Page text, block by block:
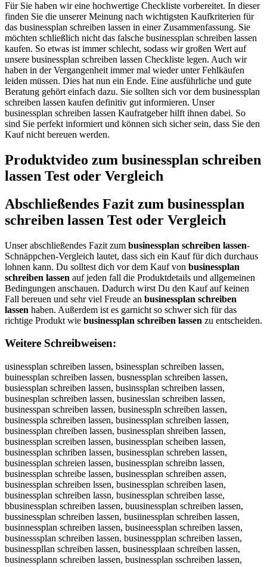
Für Sie haben wir eine hochwertige Checkliste vorbereitet. In dieser
finden Sie die unserer Meinung nach wichtigsten Kaufkriterien für
das businessplan schreiben lassen in einer Zusammenfassung. Sie
möchten schließlich nicht das falsche businessplan schreiben lassen
kaufen. So etwas ist immer schlecht, sodass wir großen Wert auf
unsere businessplan schreiben lassen Checkliste legen. Auch wir
haben in der Vergangenheit immer mal wieder unter Fehlkäufen
leiden müssen. Dies hat nun ein Ende. Eine ausführliche und gute
Beratung gehört einfach dazu. Sie sollten sich vor dem businessplan
schreiben lassen kaufen definitiv gut informieren. Unser
businessplan schreiben lassen Kaufratgeber hilft ihnen dabei. So
sind Sie perfekt informiert und können sich sicher sein, dass Sie den
Kauf nicht bereuen werden.
Produktvideo zum businessplan schreiben
lassen Test oder Vergleich
Abschließendes Fazit zum businessplan
schreiben lassen Test oder Vergleich
Unser abschließendes Fazit zum businessplan schreiben lassen-
Schnäppchen-Vergleich lautet, dass sich ein Kauf für dich durchaus
lohnen kann. Du solltest dich vor dem Kauf von businessplan
schreiben lassen auf jeden fall die Produktdetails und allgemeinen
Bedingungen anschauen. Dadurch wirst Du den Kauf auf keinen
Fall bereuen und sehr viel Freude an businessplan schreiben
lassen haben. Außerdem ist es garnicht so schwer sich für das
richtige Produkt wie businessplan schreiben lassen zu entscheiden.
Weitere Schreibweisen:
usinessplan schreiben lassen, bsinessplan schreiben lassen, buinessplan schreiben lassen, busnessplan schreiben lassen, busiessplan schreiben lassen, businssplan schreiben lassen, businesplan schreiben lassen, businesslan schreiben lassen, businesspan schreiben lassen, businesspln schreiben lassen, businesspla schreiben lassen, businessplan schreiben lassen, businessplan chreiben lassen, businessplan shreiben lassen, businessplan screiben lassen, businessplan scheiben lassen, businessplan schriben lassen, businessplan schreben lassen, businessplan schreien lassen, businessplan schreibn lassen, businessplan schreibe lassen, businessplan schreiben assen, businessplan schreiben lssen, businessplan schreiben lasen, businessplan schreiben lassn, businessplan schreiben lasse, bbusinessplan schreiben lassen, buusinessplan schreiben lassen, bussinessplan schreiben lassen, busiinessplan schreiben lassen, businnessplan schreiben lassen, busineessplan schreiben lassen, businesssplan schreiben lassen, businesspplan schreiben lassen, businesspllan schreiben lassen, businessplaan schreiben lassen, businessplann schreiben lassen, businessplan sschreiben lassen, businessplan scchreiben lassen, businessplan schhreiben lassen, businessplan schrreiben lassen, businessplan schreeiben lassen, businessplan schreiiben lassen, businessplan schreibben lassen, businessplan schreibeen lassen, businessplan schreibenn lassen, businessplan schreiben llassen, businessplan schreiben laassen, businessplan schreiben lasssen, businessplan schreiben lasseen, businessplan schreiben lassenn, ubsinessplan schreiben lassen, bsuinessplan schreiben lassen, buisnessplan schreiben lassen, busniessplan schreiben lassen, busienssplan schreiben lassen, businsesplan schreiben lassen, businespslan schreiben lassen, businesslpan schreiben lassen, businesspaln schreiben lassen, businessplna schreiben lassen, businesspla nschreiben lassen, businessplans chreiben lassen, businessplan cshreiben lassen, businessplan shcreiben lassen, businessplan scrheiben lassen, businessplan scheriben lassen, businessplan schrieben lassen, businessplan schrebien lassen, businessplan schreiebn lassen, businessplan schreibne lassen, businessplan schreibe nlassen, businessplan schreibenl assen, businessplan schreiben alssen, businessplan schreiben lsasen, businessplan schreiben lasesn, businessplan schreiben lassne, businessplanschreiben lassen, businessplan schreibenlassen, usinessplan schreiben lassen, vusinessplan schreiben lassen, fusinessplan schreiben lassen, gusinessplan schreiben lassen, husinessplan schreiben lassen, nusinessplan schreiben lassen, bysinessplan schreiben lassen, bhsinessplan schreiben lassen, bjsinessplan schreiben lassen, bksinessplan schreiben lassen, bisinessplan schreiben lassen, b7sinessplan schreiben lassen, b8sinessplan schreiben lassen, buqinessplan schreiben lassen, buwinessplan schreiben lassen, bueinessplan schreiben lassen, buzinessplan schreiben lassen, buxinessplan schreiben lassen, bucinessplan schreiben lassen, busunessplan schreiben lassen, busjnessplan schreiben lassen, busknessplan schreiben lassen, buslnessplan schreiben lassen, busonessplan schreiben lassen, bus8nessplan schreiben lassen, bus9nessplan schreiben lassen, busi essplan schreiben lassen, busibessplan schreiben lassen, busigessplan schreiben lassen, busihessplan schreiben lassen, busijessplan schreiben lassen, busimessplan schreiben lassen, businwssplan schreiben lassen, businsssplan schreiben lassen, busindssplan schreiben lassen, businfssplan schreiben lassen, businrssplan schreiben lassen, busin3ssplan schreiben lassen, busin4ssplan schreiben lassen, busineqsplan schreiben lassen, businewsplan schreiben lassen, busineesplan schreiben lassen, businezsplan schreiben lassen, businexsplan schreiben lassen, businecsplan schreiben lassen, businesqplan schreiben lassen, busineswplan schreiben lassen, busineseplan schreiben lassen, busineszplan schreiben lassen, businesxplan schreiben lassen, businescplan schreiben lassen, businessolan schreiben lassen, businessllan schreiben lassen, businessölan schreiben lassen, businessülan schreiben lassen, business0lan schreiben lassen, businessßlan schreiben lassen, businessppan schreiben lassen, businesspoan schreiben lassen, businesspian schreiben lassen, businesspkan schreiben lassen, businesspman schreiben lassen, businessplqn schreiben lassen, businessplwn schreiben lassen, businessplzn schreiben lassen, businessplxn schreiben lassen, businesspla schreiben lassen, businessplab schreiben lassen, businessplag schreiben lassen, businessplah schreiben lassen, businessplaj schreiben lassen, businessplam schreiben lassen, businessplan qchreiben lassen, businessplan wchreiben lassen, businessplan echreiben lassen, businessplan zchreiben lassen, businessplan xchreiben lassen, businessplan cchreiben lassen, businessplan s hreiben lassen, businessplan sxhreiben lassen, businessplan sshreiben lassen, businessplan sdhreiben lassen, businessplan sfhreiben lassen, businessplan svhreiben lassen, businessplan scbreiben lassen, businessplan scgreiben lassen, businessplan sctreiben lassen, businessplan scyreiben lassen, businessplan scureiben lassen, businessplan scjreiben lassen, businessplan scmreiben lassen, businessplan scnreiben lassen, businessplan scheeiben lassen, businessplan schdeiben lassen, businessplan schfeiben lassen, businessplan schgeiben lassen, businessplan schteiben lassen, businessplan sch4eiben lassen, businessplan sch5eiben lassen, businessplan schrwiben lassen, businessplan schrsiben lassen, businessplan schrdiben lassen, businessplan schrfiben lassen, businessplan schrriben lassen, businessplan schr3iben lassen, businessplan schr4iben lassen, businessplan schreuben lassen, businessplan schrejben lassen, businessplan schrekben lassen, businessplan schrelben lassen, businessplan schreoben lassen, businessplan schre8ben lassen, businessplan schre9ben lassen, businessplan schrei en lassen, businessplan schreiven lassen, businessplan schreifen lassen, businessplan schreigen lassen, businessplan schreihen lassen, businessplan schreinen lassen, businessplan schreibwn lassen, businessplan schreibsn lassen, businessplan schreibdn lassen, businessplan schreibfn lassen, businessplan schreibrn lassen, businessplan schreib3n lassen, businessplan schreib4n lassen, businessplan schreibe lassen, businessplan schreibeb lassen, businessplan schreibeg lassen, businessplan schreibeh lassen, businessplan schreibej lassen, businessplan schreibem lassen, businessplan schreiben passen, businessplan schreiben oassen, businessplan schreiben iassen, businessplan schreiben kassen, businessplan schreiben massen, businessplan schreiben lqssen, businessplan schreiben lwssen, businessplan schreiben lzssen, businessplan schreiben lxssen, businessplan schreiben laqsen, businessplan schreiben lawsen, businessplan schreiben laesen, businessplan schreiben lazsen, businessplan schreiben laxsen, businessplan schreiben lacsen, businessplan schreiben lasqen, businessplan schreiben laswen, businessplan schreiben laseen, businessplan schreiben laszen, businessplan schreiben lasxen, businessplan schreiben lascen, businessplan schreiben lasswn, businessplan schreiben lasssn, businessplan schreiben lassdn, businessplan schreiben lassfn, businessplan schreiben lassrn, businessplan schreiben lass3n, businessplan schreiben lass4n, businessplan schreiben lasse , businessplan schreiben lasseb, businessplan schreiben lasseg, businessplan schreiben lasseh, businessplan schreiben lassej, businessplan schreiben lassem, businessplan schreiben lassen, b usinessplan schreiben lassen, vbusinessplan schreiben lassen, bvusinessplan schreiben lassen, fbusinessplan schreiben lassen, bfusinessplan schreiben lassen, gbusinessplan schreiben lassen, bgusinessplan schreiben lassen, hbusinessplan schreiben lassen, bhusinessplan schreiben lassen, nbusinessplan schreiben lassen, bnusinessplan schreiben lassen, byusinessplan schreiben lassen, buysinessplan schreiben lassen, buhsinessplan schreiben lassen, bjusinessplan schreiben lassen, bujsinessplan schreiben lassen, bkusinessplan schreiben lassen, buksinessplan schreiben lassen, biusinessplan schreiben lassen, buisinessplan schreiben lassen, b7usinessplan schreiben lassen, bu7sinessplan schreiben lassen, b8usinessplan schreiben lassen, bu8sinessplan schreiben lassen, buqsinessplan schreiben lassen, busqinessplan schreiben lassen, buwsinessplan schreiben lassen, buswinessplan schreiben lassen, buesinessplan schreiben lassen, buseinessplan schreiben lassen, buzsinessplan schreiben lassen, buszinessplan schreiben lassen, buxsinessplan schreiben lassen, busxinessplan schreiben lassen, bucsinessplan schreiben lassen, buscinessplan schreiben lassen, busuinessplan schreiben lassen, busiunessplan schreiben lassen, busjinessplan schreiben lassen, busijnessplan schreiben lassen, buskinessplan schreiben lassen, busiknessplan schreiben lassen, buslinessplan schreiben lassen, busilnessplan schreiben lassen, busoinessplan schreiben lassen, busionessplan schreiben lassen, bus8inessplan schreiben lassen, busi8nessplan schreiben lassen, bus9inessplan schreiben lassen, busi9nessplan schreiben lassen, busi nessplan schreiben lassen, busin essplan schreiben lassen, busibnessplan schreiben lassen, businbessplan schreiben lassen, busignessplan schreiben lassen, busingessplan schreiben lassen, busihnessplan schreiben lassen, businhessplan schreiben lassen, businjessplan schreiben lassen, busimnessplan schreiben lassen, businmessplan schreiben lassen, businwessplan schreiben lassen, businewssplan schreiben lassen, businsessplan schreiben lassen, busindessplan schreiben lassen, businedssplan schreiben lassen, businfessplan schreiben lassen, businefssplan schreiben lassen, businressplan schreiben lassen, businerssplan schreiben lassen, busin3essplan schreiben lassen, busine3ssplan schreiben lassen, busin4essplan schreiben lassen, busine4ssplan schreiben lassen, busine